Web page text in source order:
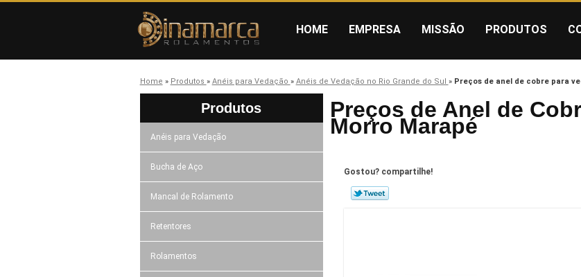
HOME EMPRESA MISSÃO PRODUTOS
Home » Produtos » Anéis para Vedação » Anéis de Vedação no Rio Grande do Sul » Preços de anel de cobre para
Produtos
Anéis para Vedação
Bucha de Aço
Mancal de Rolamento
Retentores
Rolamentos
Preços de Anel de
Morro Marapé
Gostou? compartilhe!